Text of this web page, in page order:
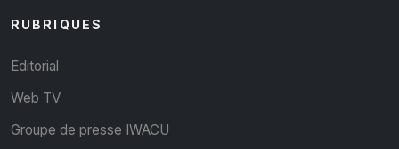
RUBRIQUES
Editorial
Web TV
Groupe de presse IWACU